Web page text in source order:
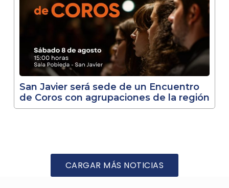
San Javier será sede de un Encuentro
de Coros con agrupaciones de la región
CARGAR MÁS NOTICIAS